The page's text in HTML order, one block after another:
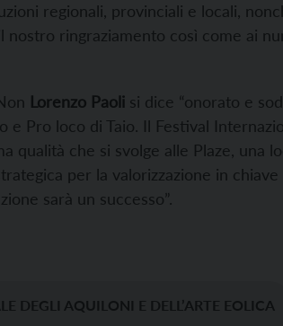
regionali, provinciali e locali,
nostro ringraziamento così come ai
Lorenzo Paoli si dice “onorato e
e Pro loco di Taio. Il Festival
qualità che si svolge alle Plaze, una
per la valorizzazione in
sarà un successo”.
DEGLI AQUILONI E DELL’ARTE EOLICA